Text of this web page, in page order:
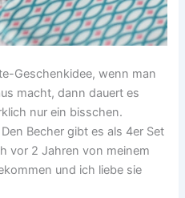
Geschenkidee, wenn man
macht, dann dauert es
nur ein bisschen.
Becher gibt es als 4er Set
vor 2 Jahren von meinem
und ich liebe sie